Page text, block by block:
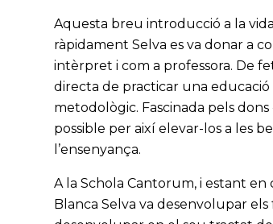
Aquesta breu introducció a la
ràpidament Selva es va donar a
intèrpret i com a professora. De
directa de practicar una
metodològic. Fascinada pels
possible per així elevar-los a les
l’ensenyança.
A la Schola Cantorum, i estant
Blanca Selva va desenvolupar